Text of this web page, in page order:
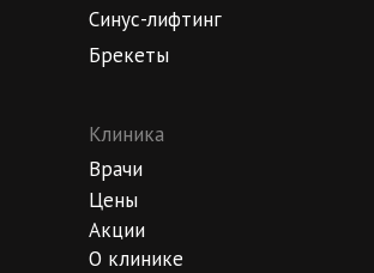
Клиника
Брекеты
Синус-лифтинг
Врачи
Акции
Цены
О клинике